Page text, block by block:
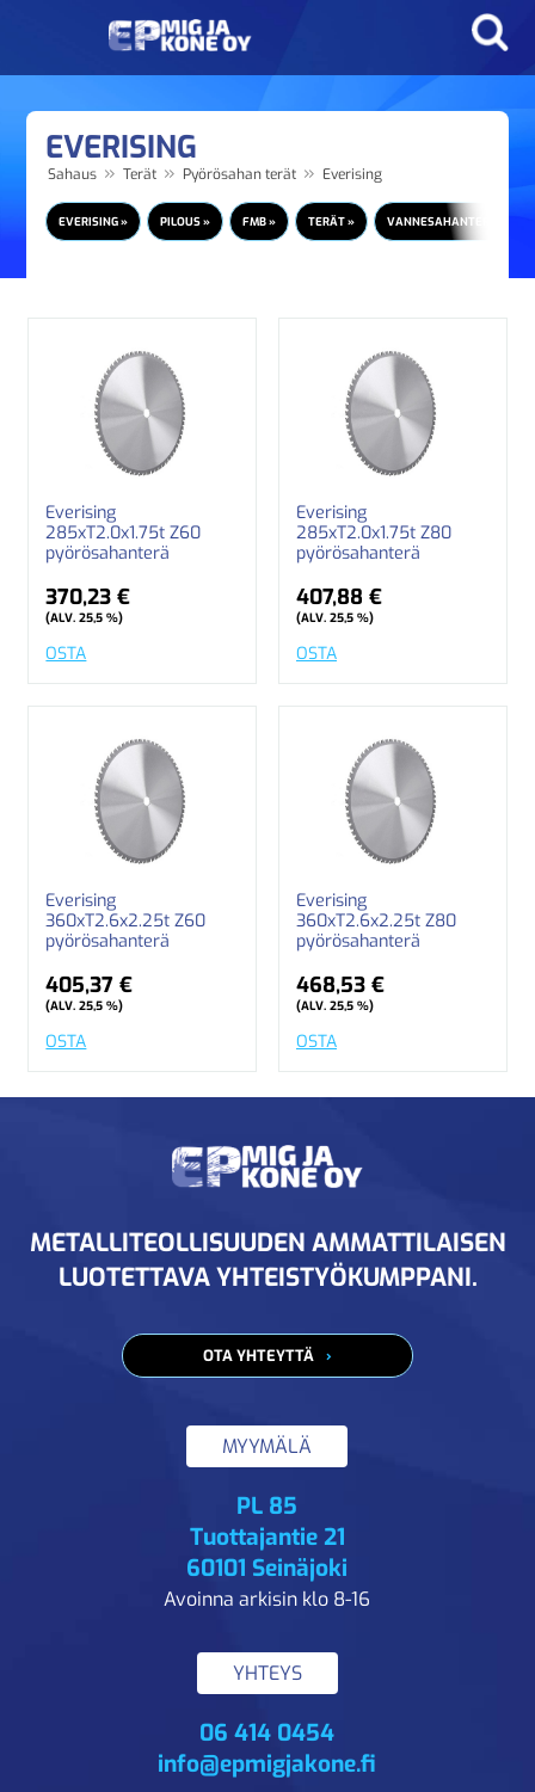
EVERISING
Sahaus » Terät » Pyörösahan terät » Everising
EVERISING » PILOUS » FMB » TERÄT » VANNESAHANTERÄT »
Everising
285xT2.0x1.75t Z60
pyörösahanterä
370,23 €
(ALV. 25,5 %)
OSTA
Everising
285xT2.0x1.75t Z80
pyörösahanterä
407,88 €
(ALV. 25,5 %)
OSTA
Everising
360xT2.6x2.25t Z60
pyörösahanterä
405,37 €
(ALV. 25,5 %)
OSTA
Everising
360xT2.6x2.25t Z80
pyörösahanterä
468,53 €
(ALV. 25,5 %)
OSTA
METALLITEOLLISUUDEN AMMATTILAISEN
LUOTETTAVA YHTEISTYÖKUMPPANI.
OTA YHTEYTTÄ
MYYMÄLÄ
PL 85
Tuottajantie 21
60101 Seinäjoki
Avoinna arkisin klo 8-16
YHTEYS
06 414 0454
info@epmigjakone.fi